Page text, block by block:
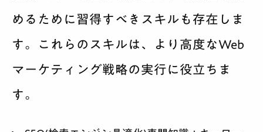
めるために習得すべきスキルも存在しま
す。これらのスキルは、より高度なWeb
マーケティング戦略の実行に役立ちま
す。